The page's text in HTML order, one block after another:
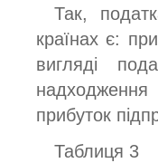
Так,
країнах є:
вигляді
прибуток
Таблиця 3